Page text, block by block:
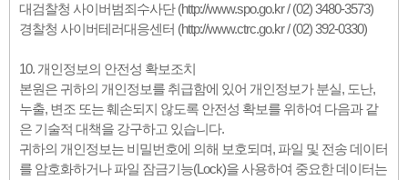
대검찰청 사이버범죄수사단 (http://www.spo.go.kr / (02) 3480-3573)
경찰청 사이버테러대응센터 (http://www.ctrc.go.kr / (02) 392-0330)
10. 개인정보의 안전성 확보조치
본원은 귀하의 개인정보를 취급함에 있어 개인정보가 분실, 도난,
누출, 변조 또는 훼손되지 않도록 안전성 확보를 위하여 다음과 같
은 기술적 대책을 강구하고 있습니다.
귀하의 개인정보는 비밀번호에 의해 보호되며, 파일 및 전송 데이터
를 암호화하거나 파일 잠금기능(Lock)을 사용하여 중요한 데이터는